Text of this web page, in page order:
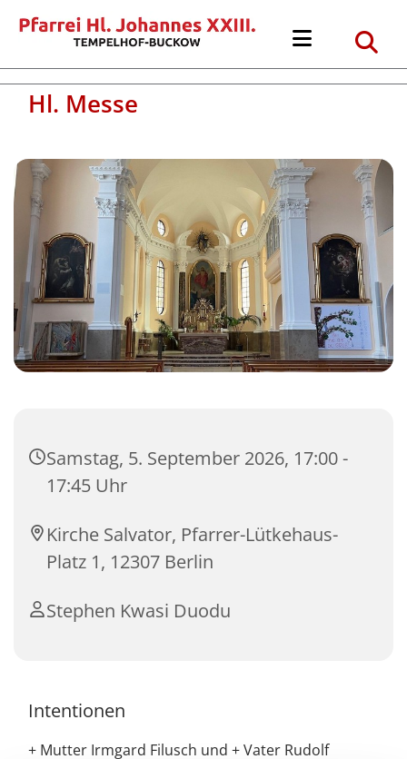
Hl. Messe
Samstag, 5. September 2026, 17:00 -
17:45 Uhr
Kirche Salvator, Pfarrer-Lütkehaus-
Platz 1, 12307 Berlin
Stephen Kwasi Duodu
Intentionen
+ Mutter Irmgard Filusch und + Vater Rudolf